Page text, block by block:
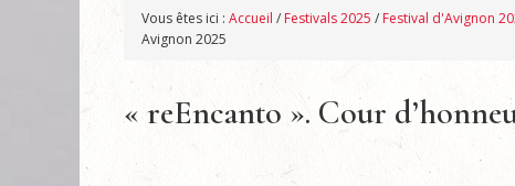
Vous êtes ici : Accueil / Festivals 2025 / Festival d'Avignon
Avignon 2025
« reEncanto ». Cour